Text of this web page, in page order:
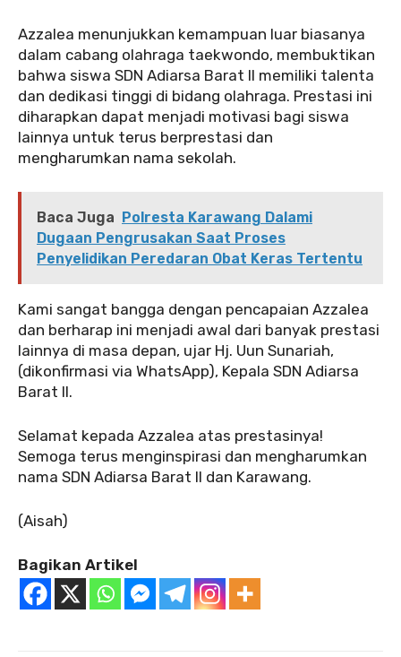
Azzalea menunjukkan kemampuan luar biasanya
dalam cabang olahraga taekwondo, membuktikan
bahwa siswa SDN Adiarsa Barat II memiliki talenta
dan dedikasi tinggi di bidang olahraga. Prestasi ini
diharapkan dapat menjadi motivasi bagi siswa
lainnya untuk terus berprestasi dan
mengharumkan nama sekolah.
Baca Juga Polresta Karawang Dalami
Dugaan Pengrusakan Saat Proses
Penyelidikan Peredaran Obat Keras Tertentu
Kami sangat bangga dengan pencapaian Azzalea
dan berharap ini menjadi awal dari banyak prestasi
lainnya di masa depan, ujar Hj. Uun Sunariah,
(dikonfirmasi via WhatsApp), Kepala SDN Adiarsa
Barat II.
Selamat kepada Azzalea atas prestasinya!
Semoga terus menginspirasi dan mengharumkan
nama SDN Adiarsa Barat II dan Karawang.
(Aisah)
Bagikan Artikel